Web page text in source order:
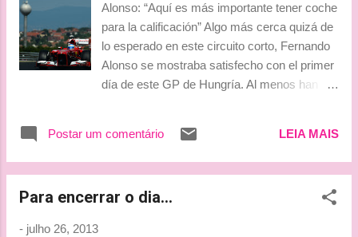
Alonso: “Aquí es más importante tener coche
para la calificación” Algo más cerca quizá de
lo esperado en este circuito corto, Fernando
Alonso se mostraba satisfecho con el primer
día de este GP de Hungría. Al menos han
ocurrir el viernes, hoy nos las arreglamos
para tener una idea de cómo deberíamos ir
que las condiciones del clima serán estables
Postar um comentário LEIA MAIS
Para encerrar o dia...
- julho 26, 2013